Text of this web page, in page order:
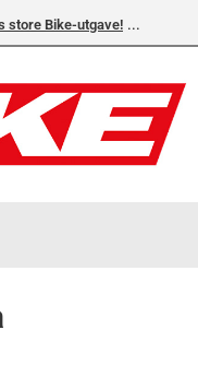
store Bike-utgave!